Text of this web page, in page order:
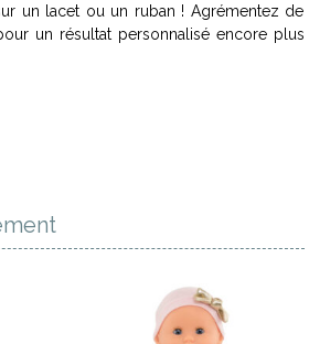
un lacet ou un ruban ! Agrémentez de
un résultat personnalisé encore plus